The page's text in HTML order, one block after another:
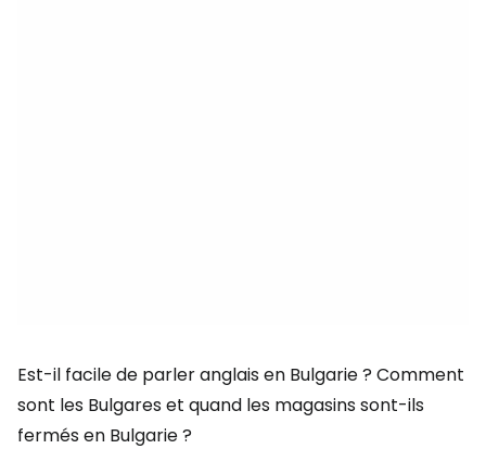
Est-il facile de parler anglais en Bulgarie ? Comment
sont les Bulgares et quand les magasins sont-ils
fermés en Bulgarie ?